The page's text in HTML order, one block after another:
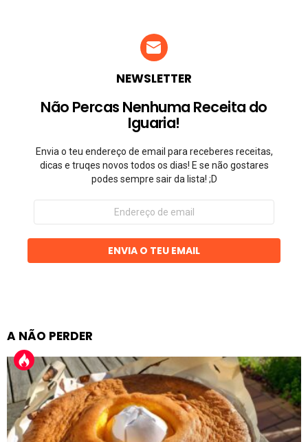
NEWSLETTER
Não Percas Nenhuma Receita do
Iguaria!
Envia o teu endereço de email para receberes receitas,
dicas e truqes novos todos os dias! E se não gostares
podes sempre sair da lista! ;D
Endereço
email
ENVIA O TEU EMAIL
A NÃO PERDER